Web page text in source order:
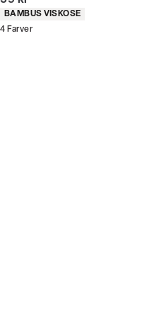
butikker og online.
Produkt egenskaber
BAMBUS VISKOSE
4 Farver